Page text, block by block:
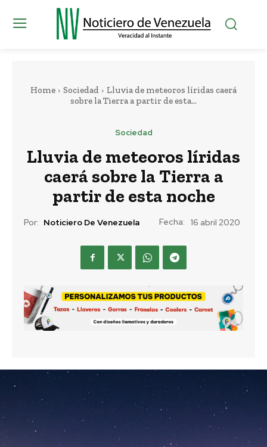
Home Sociedad
Lluvia de meteoros líridas caerá
sobre la Tierra a partir de esta...
Sociedad
Lluvia de meteoros líridas
caerá sobre la Tierra a
partir de esta noche
Por: Noticiero De Venezuela Fecha: 16 abril 2020